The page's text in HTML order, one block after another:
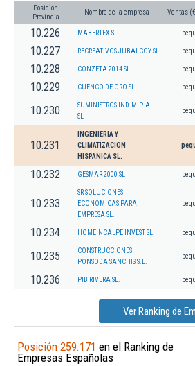
Posición
Provincia
Nombre de la empresa Ventas
10.226 MABERTEX SL
10.227 RECREATIVOS JUBALCOY SL
10.228 CONZETA 2014 SL.
10.229 CUENCO DE ORO SL
10.230
SUMINISTROS IND.M.P. AL.
SL
10.231
INGENIERIA Y
CLIMATIZACION
HISPANICA SL.
10.232 GESMAR 2000 SL
10.233
SR SOLUCIONES
ECONOMICAS PARA
EMPRESA SL.
10.234 HOMEINCALPE INVEST SL.
10.235
CONSTRUCCIONES
PONSODA SANCHIS S.L.
10.236 PIB RIVERA SL.
Ver Ranking de
Posición 259.171 en el Ranking de
Empresas Españolas